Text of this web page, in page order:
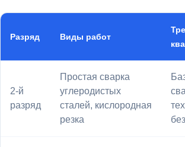
Разряд Виды работ
2-й
разряд
Простая сварка
углеродистых
сталей, кислородная
резка